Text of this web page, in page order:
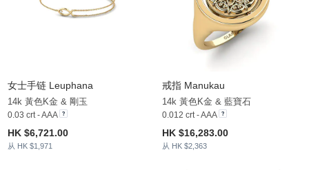
女士手链 Leuphana
14k 黃色K金 & 剛玉
0.03 crt - AAA
HK $6,721.00
从 HK $1,971
戒指 Manukau
14k 黃色K金 & 藍寶石
0.012 crt - AAA
HK $16,283.00
从 HK $2,363